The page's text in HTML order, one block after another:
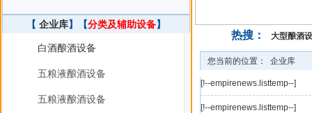
【 企业库】【分类及辅助设备】
白酒酿酒设备
五粮液酿酒设备
五粮液酿酒设备
热搜： 大型酿酒
您当前的位置： 企业库
[!--empirenews.listtemp--]
[!--empirenews.listtemp--]